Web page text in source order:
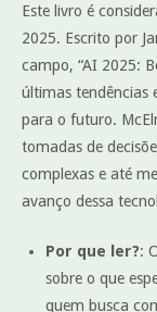
Este livro é
2025. Escrito por
campo, “AI 2025:
últimas tendências
para o futuro.
tomadas de
complexas e até
avanço dessa
Por que ler?:
sobre o que
quem busca